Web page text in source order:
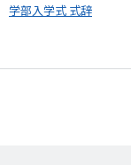
学部入学式 式辞